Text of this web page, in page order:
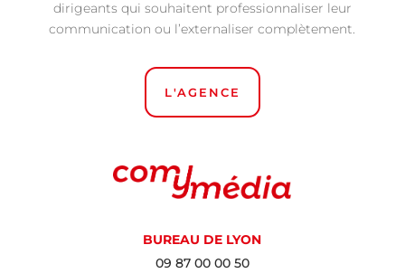
dirigeants qui souhaitent professionnaliser leur
communication ou l’externaliser complètement.
L'AGENCE
BUREAU DE LYON
09 87 00 00 50